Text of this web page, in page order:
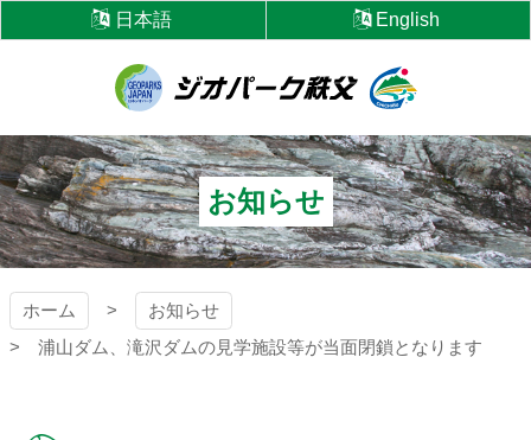
ン
本
文
へ
ス
キ
ッ
プ
日本語 English
ジオパーク秩父
お知らせ
ホーム
お知らせ
浦山ダム、滝沢ダムの見学施設等が当面閉鎖となります